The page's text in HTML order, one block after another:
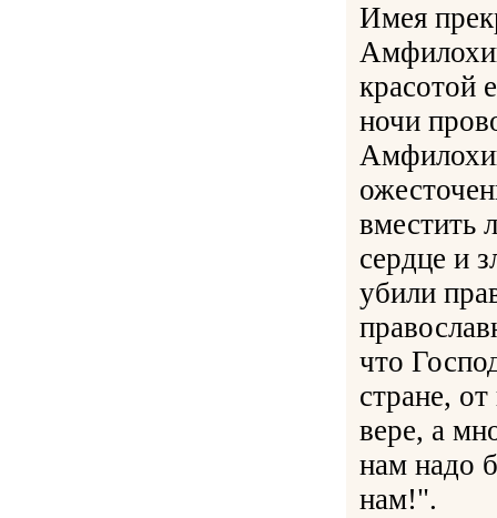
Имея
красотой
ночи
вместить
сердце и
убили
что
стране,
вере, а
нам надо
нам!".